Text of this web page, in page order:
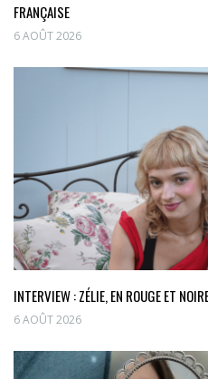
FRANÇAISE
6 AOÛT 2026
INTERVIEW : ZÉLIE, EN ROUGE ET
6 AOÛT 2026